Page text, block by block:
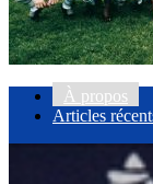
À propos
Articles